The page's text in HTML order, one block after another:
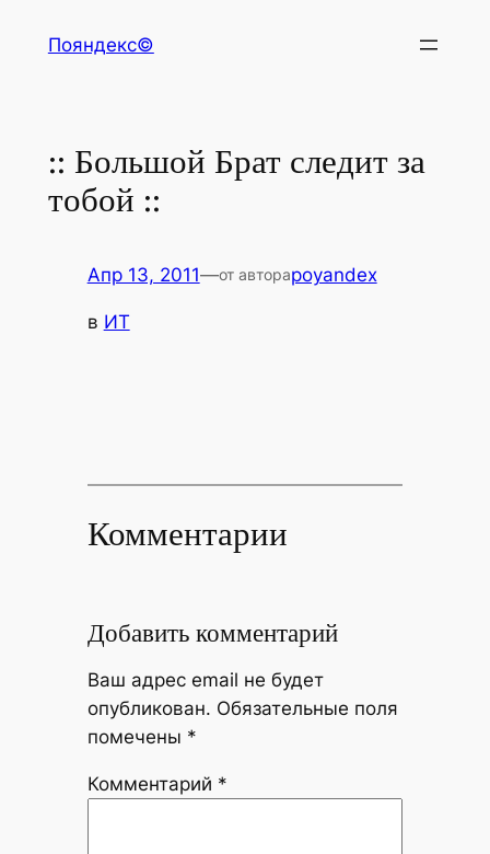
Пояндекс©
:: Большой Брат следит за
тобой ::
Апр 13, 2011—от автораpoyandex
в ИТ
Комментарии
Добавить комментарий
Ваш адрес email не будет
опубликован. Обязательные поля
помечены *
Комментарий *